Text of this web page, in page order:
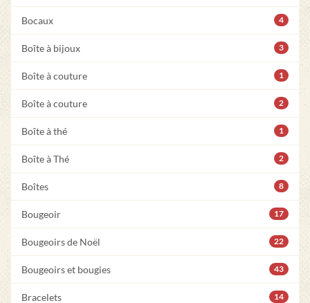
Bocaux 4
Boîte à bijoux 3
Boîte à couture 1
Boîte à couture 2
Boîte à thé 1
Boîte à Thé 2
Boîtes 8
Bougeoir 17
Bougeoirs de Noël 22
Bougeoirs et bougies 43
Bracelets 14